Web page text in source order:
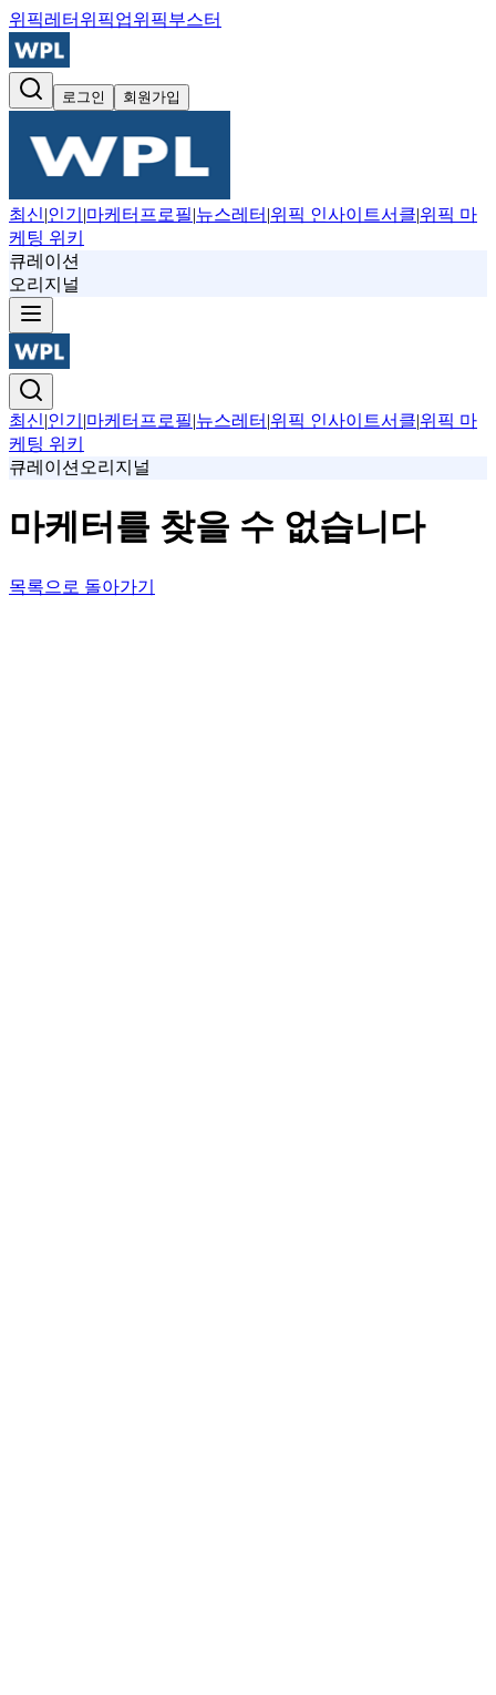
위픽레터 위픽업위픽부스터
로그인 회원가입
최신|인기 |마케터프로필|뉴스레터 |위픽 인사이트서클|위픽 마
케팅 위키
큐레이션
오리지널
최신|인기 |마케터프로필|뉴스레터 |위픽 인사이트서클|위픽 마
케팅 위키
큐레이션 오리지널
마케터를 찾을 수 없습니다
목록으로 돌아가기